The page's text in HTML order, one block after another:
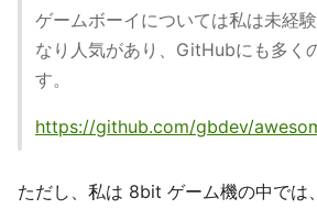
ゲームボーイについては私は未経
なり人気があり、GitHubにも多く
す。
https://github.com/gbdev/
ただし、私は 8bit ゲーム機の中では